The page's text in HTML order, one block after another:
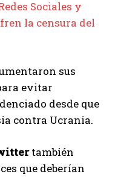
Sociales y
la censura del
sus
evitar
desde que
contra Ucrania.
también
que deberían